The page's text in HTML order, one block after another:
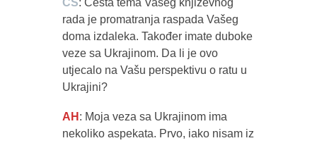
rada je promatranja raspada Vašeg
doma izdaleka. Također imate duboke
veze sa Ukrajinom. Da li je ovo
utjecalo na Vašu perspektivu o ratu u
Ukrajini?
AH : Moja veza sa Ukrajinom ima
nekoliko aspekata. Prvo, iako nisam iz